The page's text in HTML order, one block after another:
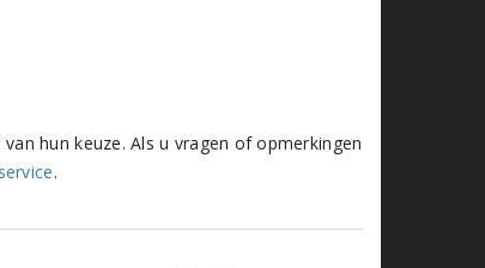
hun keuze. Als u vragen of opmerkingen
.